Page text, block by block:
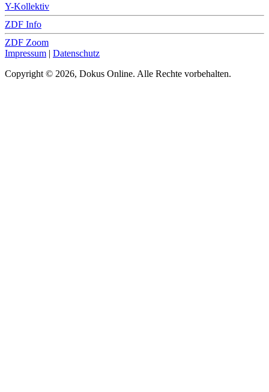
Y-Kollektiv
ZDF Info
ZDF Zoom
Impressum | Datenschutz
Copyright © 2026, Dokus Online. Alle Rechte vorbehalten.